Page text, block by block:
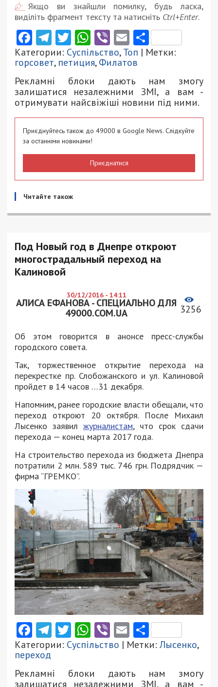
Якщо ви знайшли помилку, будь ласка,
виділіть фрагмент тексту та натисніть Ctrl+Enter.
Facebook
Telegram
Twitter
WhatsApp
ViberEmail
Категории: Суспільство,Топ | Метки:
горсовет, петиция,Филатов
Рекламні блоки дають нам змогу
залишатися незалежними ЗМІ, а вам -
отримувати найсвіжіші новини під ними.
Приєднуйтесь також до 49000 в Google News. Слідкуйте
за останніми новинами!
Приєднатися
Читайте також
Под Новый год в Днепре откроют
многострадальный переход на
Калиновой
30/12/2016 - 14:11
АЛИСА ЕФАНОВА - СПЕЦИАЛЬНО ДЛЯ
49000.COM.UA
3256
Об этом говорится в анонсе пресс-службы
городского совета.
Так, торжественное открытие перехода на
перекрестке пр. Слобожанского и ул. Калиновой
пройдет в 14 часов …31 декабря.
Напомним, ранее городские власти обещали, что
переход откроют 20 октября. После Михаил
Лысенко заявил журналистам, что срок сдачи
перехода — конец марта 2017 года.
На строительство перехода из бюджета Днепра
потратили 2 млн. 589 тыс. 746 грн. Подрядчик —
фирма “ГРЕМКО”.
Facebook
Telegram
Twitter
WhatsApp
ViberEmail
Категории: Суспільство | Метки:Лысенко,
переход
Рекламні блоки дають нам змогу
залишатися незалежними ЗМІ, а вам -